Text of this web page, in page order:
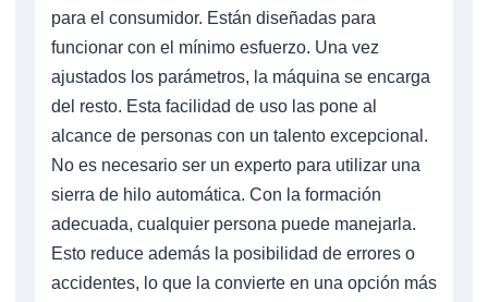
para el consumidor. Están diseñadas para
funcionar con el mínimo esfuerzo. Una vez
ajustados los parámetros, la máquina se encarga
del resto. Esta facilidad de uso las pone al
alcance de personas con un talento excepcional.
No es necesario ser un experto para utilizar una
sierra de hilo automática. Con la formación
adecuada, cualquier persona puede manejarla.
Esto reduce además la posibilidad de errores o
accidentes, lo que la convierte en una opción más